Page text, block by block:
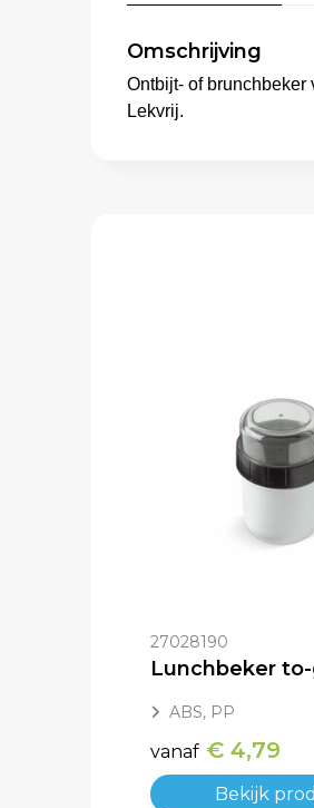
Omschrijving
Ontbijt- of
Lekvrij.
27028190
ABS, PP
vanaf € 4,79
Bekijk